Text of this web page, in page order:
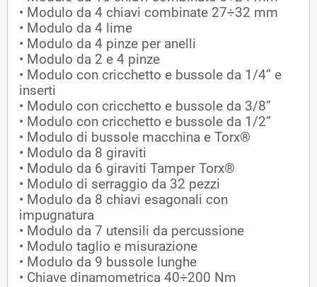
• Modulo da 4 chiavi combinate 27÷32 mm
• Modulo da 4 lime
• Modulo da 4 pinze per anelli
• Modulo da 2 e 4 pinze
• Modulo con cricchetto e bussole da 1/4” e
inserti
• Modulo con cricchetto e bussole da 3/8”
• Modulo con cricchetto e bussole da 1/2”
• Modulo di bussole macchina e Torx®
• Modulo da 8 giraviti
• Modulo da 6 giraviti Tamper Torx®
• Modulo di serraggio da 32 pezzi
• Modulo da 8 chiavi esagonali con
impugnatura
• Modulo da 7 utensili da percussione
• Modulo taglio e misurazione
• Modulo da 9 bussole lunghe
• Chiave dinamometrica 40÷200 Nm